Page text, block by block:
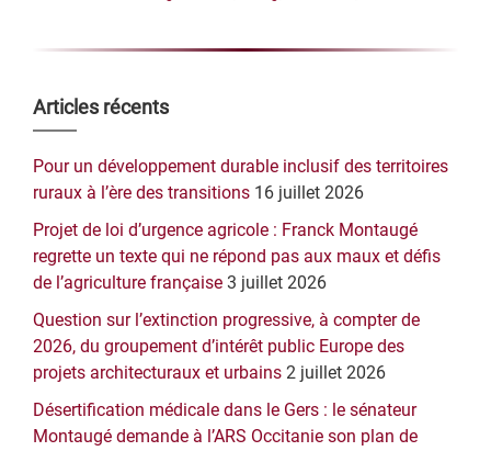
Barre
latérale
principale
Articles récents
Pour un développement durable inclusif des territoires
ruraux à l’ère des transitions 16 juillet 2026
Projet de loi d’urgence agricole : Franck Montaugé
regrette un texte qui ne répond pas aux maux et défis
de l’agriculture française 3 juillet 2026
Question sur l’extinction progressive, à compter de
2026, du groupement d’intérêt public Europe des
projets architecturaux et urbains 2 juillet 2026
Désertification médicale dans le Gers : le sénateur
Montaugé demande à l’ARS Occitanie son plan de